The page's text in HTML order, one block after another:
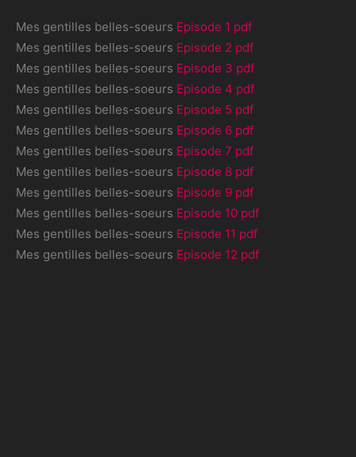
Mes gentilles belles-soeurs Episode 1 pdf
Mes gentilles belles-soeurs Episode 2 pdf
Mes gentilles belles-soeurs Episode 3 pdf
Mes gentilles belles-soeurs Episode 4 pdf
Mes gentilles belles-soeurs Episode 5 pdf
Mes gentilles belles-soeurs Episode 6 pdf
Mes gentilles belles-soeurs Episode 7 pdf
Mes gentilles belles-soeurs Episode 8 pdf
Mes gentilles belles-soeurs Episode 9 pdf
Mes gentilles belles-soeurs Episode 10 pdf
Mes gentilles belles-soeurs Episode 11 pdf
Mes gentilles belles-soeurs Episode 12 pdf